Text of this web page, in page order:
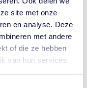
site met onze
en analyse. Deze
met andere
of die ze hebben
van hun services.
over
door
en
het coronavirus